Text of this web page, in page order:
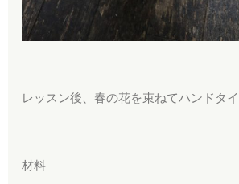
レッスン後、春の花を束ねてハンドタ
材料